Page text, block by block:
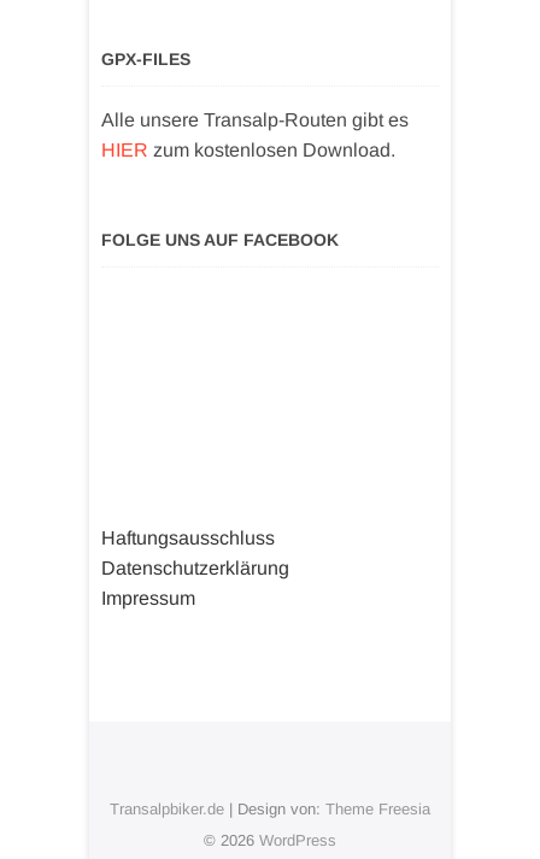
GPX-FILES
Alle unsere Transalp-Routen gibt es
HIER zum kostenlosen Download.
FOLGE UNS AUF FACEBOOK
Haftungsausschluss
Datenschutzerklärung
Impressum
Transalpbiker.de | Design von: Theme Freesia
© 2026 WordPress